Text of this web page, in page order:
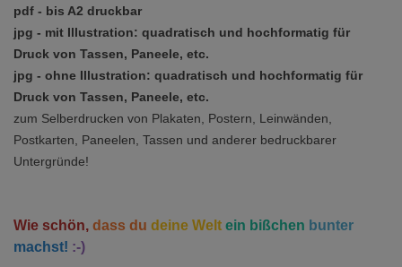
pdf - bis A2 druckbar
jpg - mit Illustration: quadratisch und hochformatig für
Druck von Tassen, Paneele, etc.
jpg - ohne Illustration: quadratisch und hochformatig für
Druck von Tassen, Paneele, etc.
zum Selberdrucken von Plakaten, Postern, Leinwänden,
Postkarten, Paneelen, Tassen und anderer bedruckbarer
Untergründe!
Wie schön, dass du deine Welt ein bißchen bunter
machst! :-)